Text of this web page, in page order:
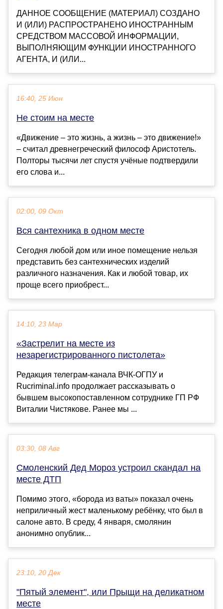
ДАННОЕ СООБЩЕНИЕ (МАТЕРИАЛ) СОЗДАНО
И (ИЛИ) РАСПРОСТРАНЕНО ИНОСТРАННЫМ
СРЕДСТВОМ МАССОВОЙ ИНФОРМАЦИИ,
ВЫПОЛНЯЮЩИМ ФУНКЦИИ ИНОСТРАННОГО
АГЕНТА, И (ИЛИ...
16:40, 25 Июн
Не стоим на месте
«Движение – это жизнь, а жизнь – это движение!»
– считал древнегреческий философ Аристотель.
Полторы тысячи лет спустя учёные подтвердили
его слова и...
02:00, 09 Окт
Вся сантехника в одном месте
Сегодня любой дом или иное помещение нельзя
представить без сантехнических изделий
различного назначения. Как и любой товар, их
проще всего приобрест...
14:10, 23 Мар
«Застрелит на месте из
незарегистрированного пистолета»
Редакция телеграм-канала ВЧК-ОГПУ и
Rucriminal.info продолжает рассказывать о
бывшем высокопоставленном сотруднике ГП РФ
Виталии Чистякове. Ранее мы ...
03:30, 08 Авг
Смоленский Дед Мороз устроил скандал на
месте ДТП
Помимо этого, «борода из ваты» показал очень
неприличный жест маленькому ребёнку, что был в
салоне авто. В среду, 4 января, смолянин
анонимно опублик...
23:10, 20 Дек
"Пятый элемент", или Прыщи на деликатном
месте